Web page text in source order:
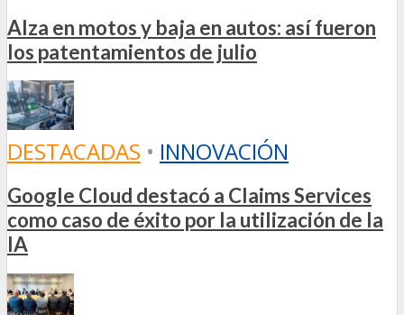
Alza en motos y baja en autos: así fueron
los patentamientos de julio
DESTACADAS • INNOVACIÓN
Google Cloud destacó a Claims Services
como caso de éxito por la utilización de la
IA